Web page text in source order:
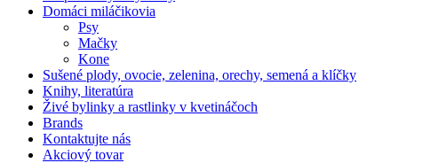
Domáci miláčikovia
Psy
Mačky
Kone
Sušené plody, ovocie, zelenina, orechy, semená a klíčky
Knihy, literatúra
Živé bylinky a rastlinky v kvetináčoch
Brands
Kontaktujte nás
Akciový tovar